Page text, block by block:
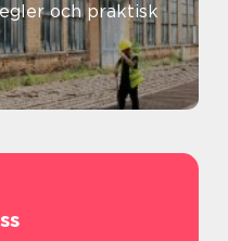
och praktisk